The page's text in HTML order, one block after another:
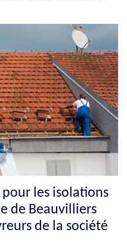
les isolations
de Beauvilliers
de la société